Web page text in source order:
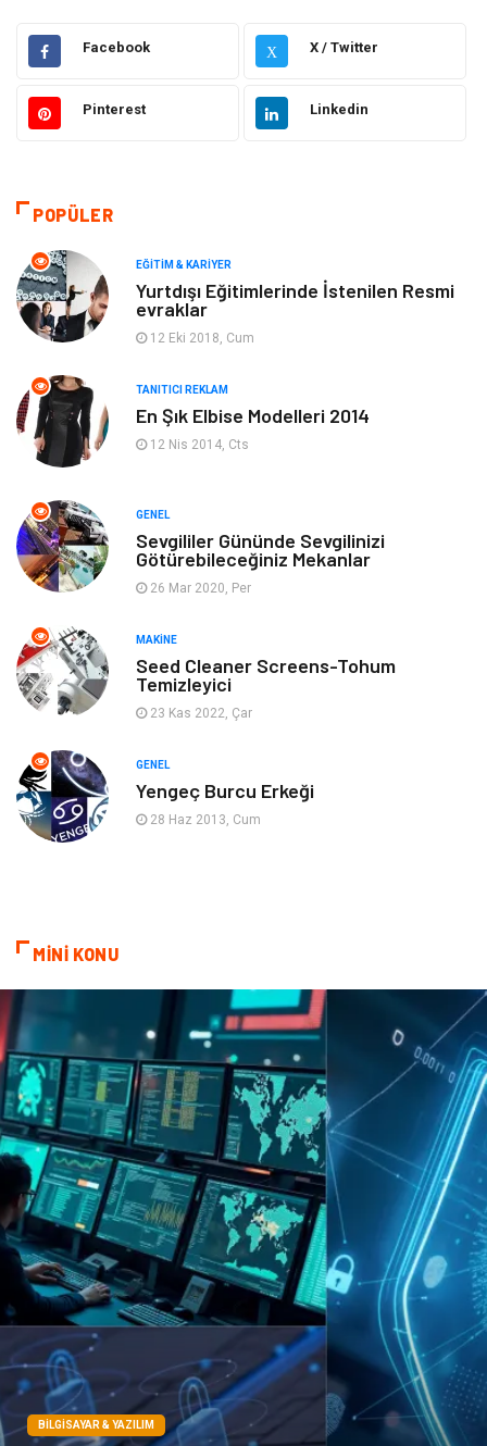
Hukuk Emlak
Otomotiv Sağlıklı Yaşam
Moda
Makine
Elektronik
Giyim
Ev Dekorasyon Organizasyon
Anne & Çocuk Genel Kültür
Ev İşleri
Gençlik & Eğlence
Mobilya
Evlilik Rehberi
Astroloji Keyfinizi Kaçırmayın
Sigorta Çadır
Yazı Tahtaları Pet Malzemeleri
Facebook X X / Twitter
Pinterest Linkedin
POPÜLER
EĞITIM & KARIYER
Yurtdışı Eğitimlerinde İstenilen Resmi
evraklar
12 Eki 2018, Cum
TANITICI REKLAM
En Şık Elbise Modelleri 2014
12 Nis 2014, Cts
GENEL
Sevgililer Gününde Sevgilinizi
Götürebileceğiniz Mekanlar
26 Mar 2020, Per
MAKINE
Seed Cleaner Screens-Tohum
Temizleyici
23 Kas 2022, Çar
GENEL
Yengeç Burcu Erkeği
28 Haz 2013, Cum
MİNİ KONU
BILGISAYAR & YAZILIM